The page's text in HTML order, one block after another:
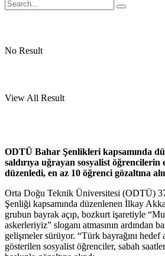
No Result
View All Result
ODTÜ Bahar Şenlikleri kapsamında
saldırıya uğrayan sosyalist öğrencilerin
düzenledi, en az 10 öğrenci gözaltına
Orta Doğu Teknik Üniversitesi (ODTÜ)
Şenliği kapsamında düzenlenen İlkay
grubun bayrak açıp, bozkurt işaretiyle
askerleriyiz” sloganı atmasının ardından
gelişmeler sürüyor. “Türk bayrağını hedef
gösterilen sosyalist öğrenciler, sabah